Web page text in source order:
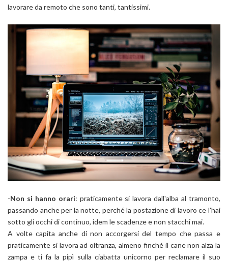
lavorare da remoto che sono tanti, tantissimi.
-Non si hanno orari: praticamente si lavora dall'alba al tramonto,
passando anche per la notte, perché la postazione di lavoro ce l'hai
sotto gli occhi di continuo, idem le scadenze e non stacchi mai.
A volte capita anche di non accorgersi del tempo che passa e
praticamente si lavora ad oltranza, almeno finché il cane non alza la
zampa e ti fa la pipì sulla ciabatta unicorno per reclamare il suo